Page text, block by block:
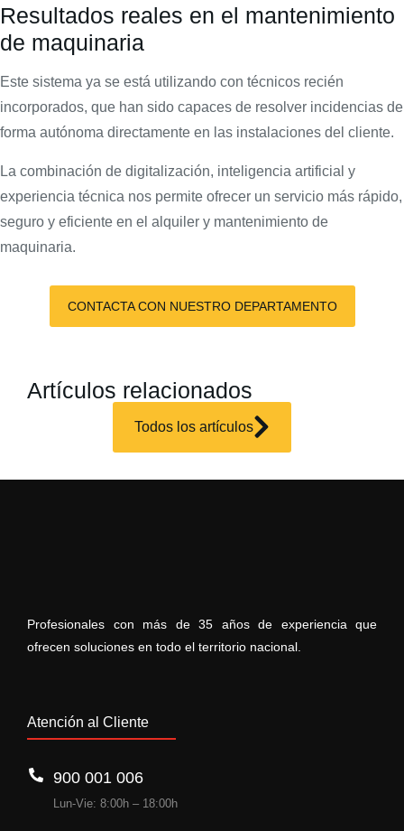
Resultados reales en el mantenimiento
de maquinaria
Este sistema ya se está utilizando con técnicos recién
incorporados, que han sido capaces de resolver incidencias de
forma autónoma directamente en las instalaciones del cliente.
La combinación de digitalización, inteligencia artificial y
experiencia técnica nos permite ofrecer un servicio más rápido,
seguro y eficiente en el alquiler y mantenimiento de
maquinaria.
CONTACTA CON NUESTRO DEPARTAMENTO
Artículos relacionados
Todos los artículos
Profesionales con más de 35 años de experiencia que
ofrecen soluciones en todo el territorio nacional.
Atención al Cliente
900 001 006
Lun-Vie: 8:00h – 18:00h